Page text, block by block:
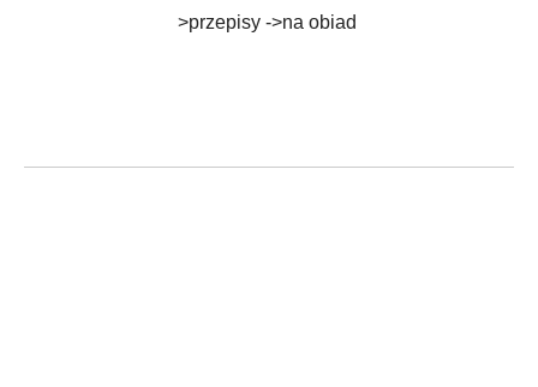
>przepisy ->na obiad